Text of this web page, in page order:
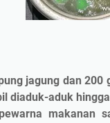
jagung dan
diaduk-aduk
makanan